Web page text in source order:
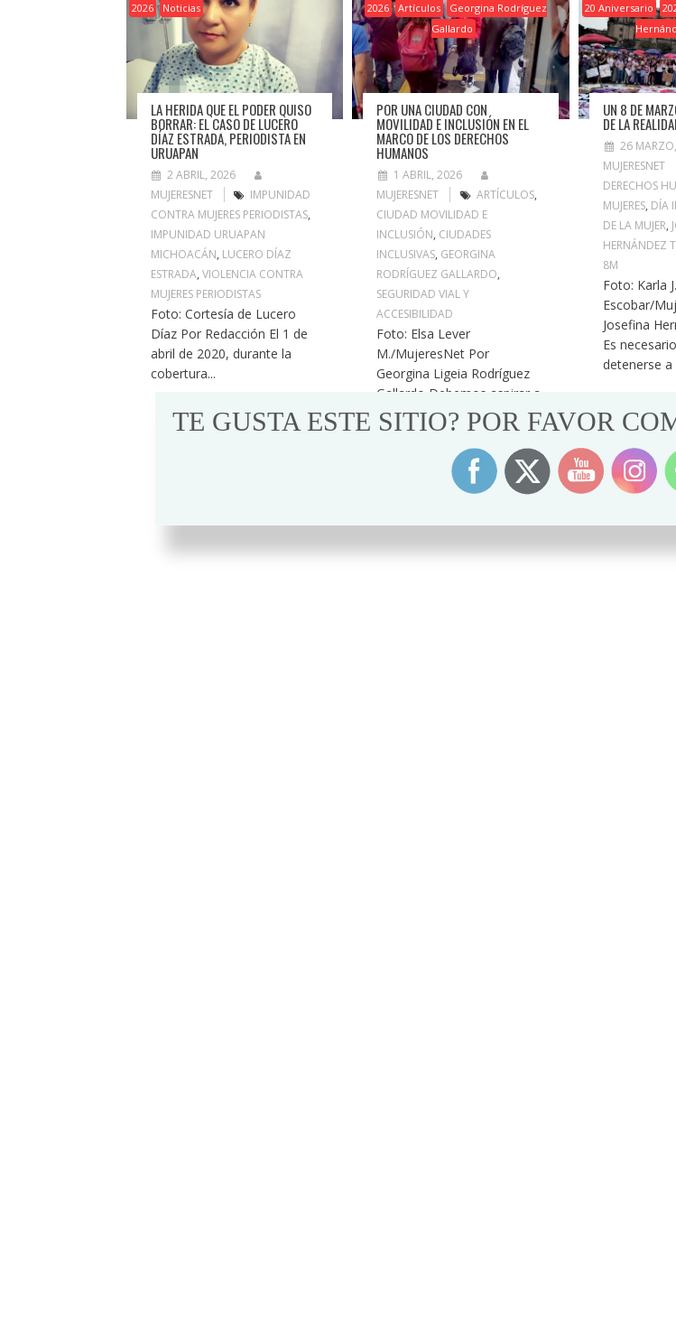
2026 Noticias
LA HERIDA QUE EL PODER QUISO
BORRAR: EL CASO DE LUCERO
DÍAZ ESTRADA, PERIODISTA EN
URUAPAN
2 ABRIL, 2026
MUJERESNET
IMPUNIDAD
CONTRA MUJERES PERIODISTAS,
IMPUNIDAD URUAPAN
MICHOACÁN, LUCERO DÍAZ
ESTRADA, VIOLENCIA CONTRA
MUJERES PERIODISTAS
Foto: Cortesía de Lucero
Díaz Por Redacción El 1 de
abril de 2020, durante la
cobertura...
2026 Artículos
Georgina Rodríguez
Gallardo
POR UNA CIUDAD CON
MOVILIDAD E INCLUSIÓN EN EL
MARCO DE LOS DERECHOS
HUMANOS
1 ABRIL, 2026
MUJERESNET
ARTÍCULOS,
CIUDAD MOVILIDAD E
INCLUSIÓN, CIUDADES
INCLUSIVAS, GEORGINA
RODRÍGUEZ GALLARDO,
SEGURIDAD VIAL Y
ACCESIBILIDAD
Foto: Elsa Lever
M./MujeresNet Por
Georgina Ligeia Rodríguez
Gallardo Debemos aspirar a
ciudades accesibles e
inclusivas,...
20 Aniversario
UN 8 DE
DE LA
26
MUJERESNET
DERECHOS
MUJERES, DÍA
DE LA MUJER,
HERNÁNDEZ
8M
Foto: Karla J.
Escobar/
Josefina
Es
detenerse a
TE GUSTA ESTE SITIO? POR FAVOR